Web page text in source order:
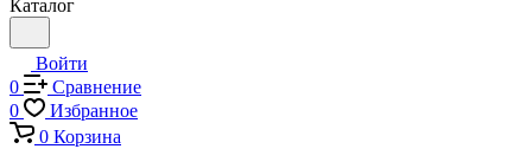
Каталог
Войти
0
Сравнение
0
Избранное
0 Корзина